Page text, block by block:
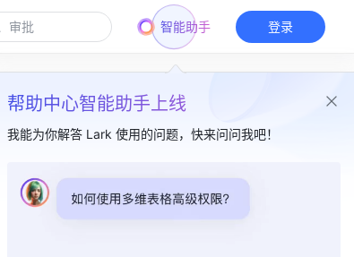
智能助手
帮助中心智能助手上线
我能为你解答 Lark 使用的问题，快来问问我吧！
登录
本篇目录